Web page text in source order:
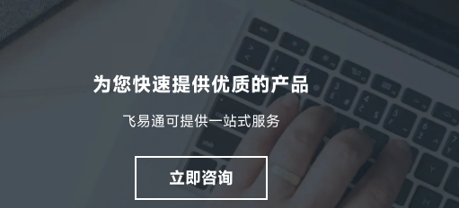
智能健身设备
为您快速提供优质的产品
飞易通可提供一站式服务
立即咨询